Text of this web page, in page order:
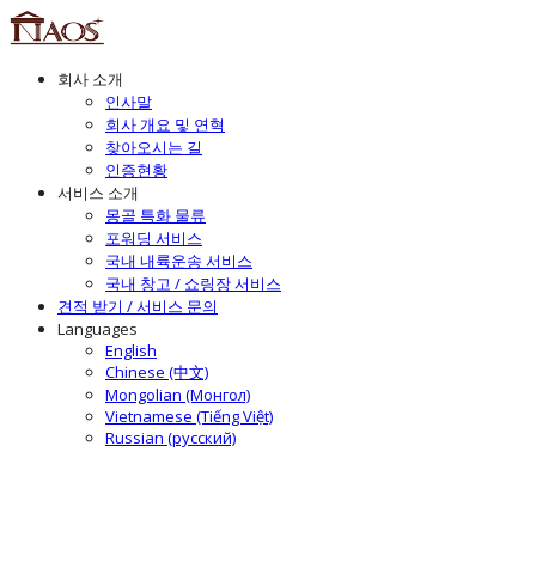
회사 소개
인사말
회사 개요 및 연혁
찾아오시는 길
인증현황
서비스 소개
몽골 특화 물류
포워딩 서비스
국내 내륙운송 서비스
국내 창고 / 쇼링장 서비스
견적 받기 / 서비스 문의
Languages
English
Chinese (中文)
Mongolian (Монгол)
Vietnamese (Tiếng Việt)
Russian (русский)